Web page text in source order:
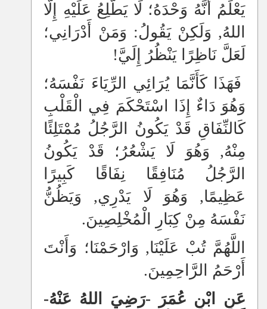
يَعْلَمُ أَنَّهُ وَحْدَهُ؛ لَا يَطَّلِعُ عَلَيْهِ إِلَّا
اللهُ, وَلَكِنْ يَقُولُ: وَمَنْ أَدْرَانِي؛
لَعَلَّ نَاظِرًا يَنْظُرُ إِلَيَّ!
فَهَذَا كَأَنَّمَا يُرَائِي الرِّيَاءَ نَفْسَهُ؛
وَهُوَ دَاءٌ إِذَا اسْتَحْكَمَ فِي الْقَلْبِ
كَالنِّفَاقِ قَدْ يَكُونُ الرَّجُلُ مُمْتَلِئًا
مِنْهُ, وَهُوَ لَا يَشْعُرُ؛ قَدْ يَكُونُ
الرَّجُلُ مُنَافِقًا نِفَاقًا كَبِيرًا
عَظِيمًا, وَهُوَ لَا يَدْرِي, وَيَظُنُّ
نَفْسَهُ مِنْ كِبَارِ الْمُخْلِصِينَ.
اللَّهُمَّ تُبْ عَلَيْنَا, وَارْحَمْنَا؛ وَأَنْتَ
أَرْحَمُ الرَّاحِمِينَ.
عَنِ ابْنِ عُمَرَ -رَضِيَ اللهُ عَنْهُ-